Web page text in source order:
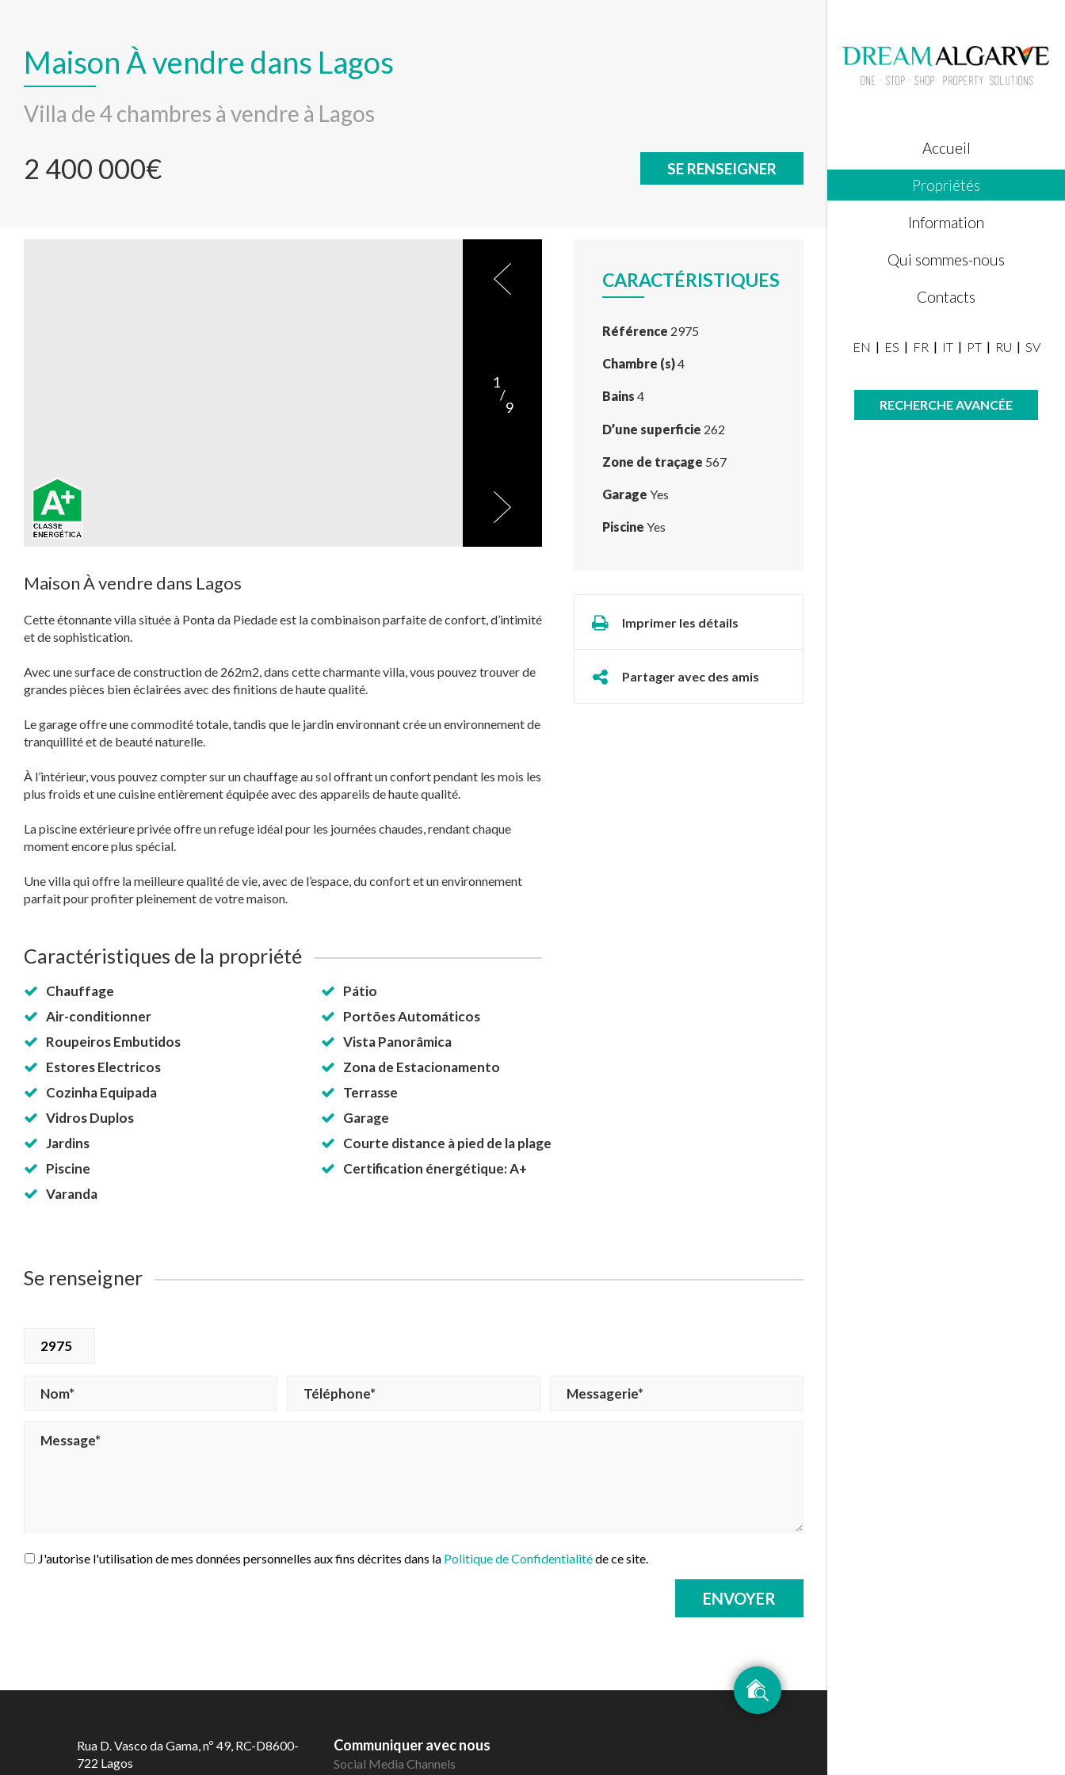
Accueil
Propriétés
Information
Qui sommes-nous
Contacts
EN ES FR IT PT RU SV
RECHERCHE AVANCÉE
Maison À vendre dans Lagos
Villa de 4 chambres à vendre à Lagos
2 400 000€ SE RENSEIGNER
CARACTÉRISTIQUES
Référence 2975
Chambre (s)4
Bains 4
D’une superficie 262
Zone de traçage 567
Garage Yes
Piscine Yes
Imprimer les détails
Partager avec des amis
1
/
9
Maison À vendre dans Lagos
Cette étonnante villa située à Ponta da Piedade est la combinaison parfaite de confort, d’intimité
et de sophistication.
Avec une surface de construction de 262m2, dans cette charmante villa, vous pouvez trouver de
grandes pièces bien éclairées avec des finitions de haute qualité.
Le garage offre une commodité totale, tandis que le jardin environnant crée un environnement de
tranquillité et de beauté naturelle.
À l’intérieur, vous pouvez compter sur un chauffage au sol offrant un confort pendant les mois les
plus froids et une cuisine entièrement équipée avec des appareils de haute qualité.
La piscine extérieure privée offre un refuge idéal pour les journées chaudes, rendant chaque
moment encore plus spécial.
Une villa qui offre la meilleure qualité de vie, avec de l’espace, du confort et un environnement
parfait pour profiter pleinement de votre maison.
Caractéristiques de la propriété
Chauffage
Air-conditionner
Roupeiros Embutidos
Estores Electricos
Cozinha Equipada
Vidros Duplos
Jardins
Piscine
Varanda
Pátio
Portões Automáticos
Vista Panorâmica
Zona de Estacionamento
Terrasse
Garage
Courte distance à pied de la plage
Certification énergétique: A+
Se renseigner
2975
J'autorise l'utilisation de mes données personnelles aux fins décrites dans la Politique de Confidentialitéde ce site.
ENVOYER
Rua D. Vasco da Gama, nº 49, RC-D8600-
722 Lagos
Communiquer avec nous
Social Media Channels